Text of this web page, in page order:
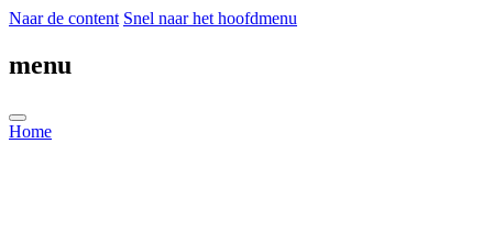
Naar de content Snel naar het hoofdmenu
menu
Home